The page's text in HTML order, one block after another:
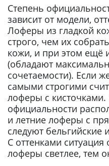
Степень
зависит от модели,
Лоферы из гладкой
строго, чем их
кожи, и при этом ещё
(обладают
сочетаемости). Если
самыми строгими
лоферы с
официальности
и летние лоферы с
следуют бельгийские
С оттенками
лоферы светлее, тем